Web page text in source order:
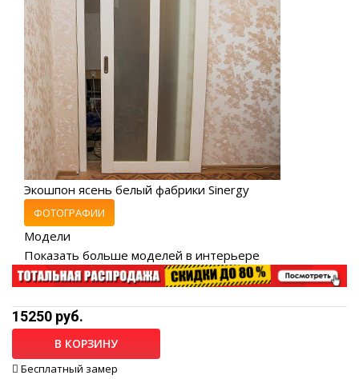
Экошпон ясень белый фабрики Sinergy
ФОТОГРАФИИ
Модели
Показать больше моделей в интерьере
15250 руб.
В КОРЗИНУ
Бесплатный замер